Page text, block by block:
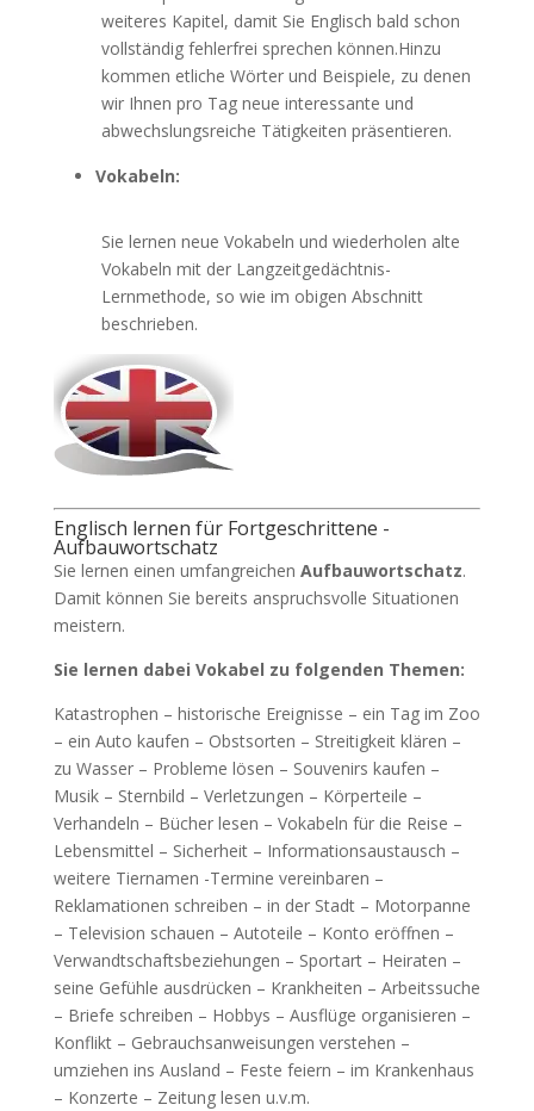
weiteres Kapitel, damit Sie Englisch bald schon
vollständig fehlerfrei sprechen können.Hinzu
kommen etliche Wörter und Beispiele, zu denen
wir Ihnen pro Tag neue interessante und
abwechslungsreiche Tätigkeiten präsentieren.
Vokabeln:
Sie lernen neue Vokabeln und wiederholen alte
Vokabeln mit der Langzeitgedächtnis-
Lernmethode, so wie im obigen Abschnitt
beschrieben.
Englisch lernen für Fortgeschrittene -
Aufbauwortschatz
Sie lernen einen umfangreichen Aufbauwortschatz.
Damit können Sie bereits anspruchsvolle Situationen
meistern.
Sie lernen dabei Vokabel zu folgenden Themen:
Katastrophen – historische Ereignisse – ein Tag im Zoo
– ein Auto kaufen – Obstsorten – Streitigkeit klären –
zu Wasser – Probleme lösen – Souvenirs kaufen –
Musik – Sternbild – Verletzungen – Körperteile –
Verhandeln – Bücher lesen – Vokabeln für die Reise –
Lebensmittel – Sicherheit – Informationsaustausch –
weitere Tiernamen -Termine vereinbaren –
Reklamationen schreiben – in der Stadt – Motorpanne
– Television schauen – Autoteile – Konto eröffnen –
Verwandtschaftsbeziehungen – Sportart – Heiraten –
seine Gefühle ausdrücken – Krankheiten – Arbeitssuche
– Briefe schreiben – Hobbys – Ausflüge organisieren –
Konflikt – Gebrauchsanweisungen verstehen –
umziehen ins Ausland – Feste feiern – im Krankenhaus
– Konzerte – Zeitung lesen u.v.m.